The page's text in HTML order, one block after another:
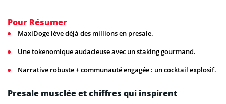
Pour Résumer
MaxiDoge lève déjà des millions en presale.
Une tokenomique audacieuse avec un staking gourmand.
Narrative robuste + communauté engagée : un cocktail explosif.
Presale musclée et chiffres qui inspirent